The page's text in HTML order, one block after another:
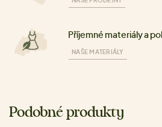
Příjemné materiály a
NAŠE MATERIÁLY
Podobné produkty